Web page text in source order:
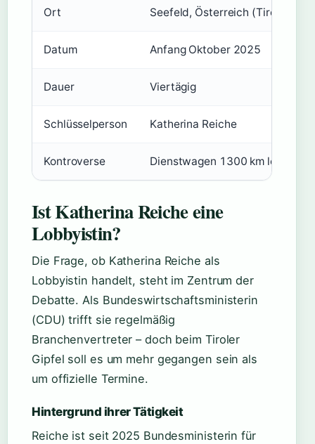
Ort Seefeld, Österreich (Tirol)
Datum Anfang Oktober 2025
Dauer Viertägig
Schlüsselperson Katherina Reiche
Kontroverse Dienstwagen 1300 km leer
Ist Katherina Reiche eine
Lobbyistin?
Die Frage, ob Katherina Reiche als
Lobbyistin handelt, steht im Zentrum der
Debatte. Als Bundeswirtschaftsministerin
(CDU) trifft sie regelmäßig
Branchenvertreter – doch beim Tiroler
Gipfel soll es um mehr gegangen sein als
um offizielle Termine.
Hintergrund ihrer Tätigkeit
Reiche ist seit 2025 Bundesministerin für